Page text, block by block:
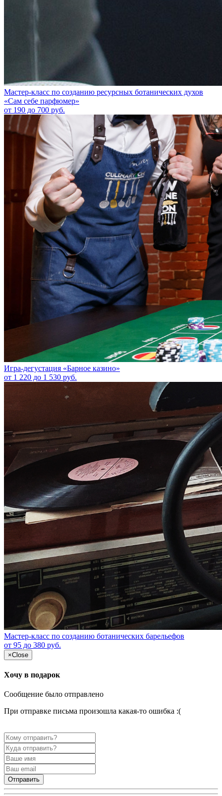
Мастер-класс по созданию ресурсных ботанических духов
«Сам себе парфюмер»
от 190 до 700 руб.
Игра-дегустация «Барное казино»
от 1 220 до 1 530 руб.
Мастер-класс по созданию ботанических барельефов
от 95 до 380 руб.
×Close
Хочу в подарок
Сообщение было отправлено
При отправке письма произошла какая-то ошибка :(
Отправить